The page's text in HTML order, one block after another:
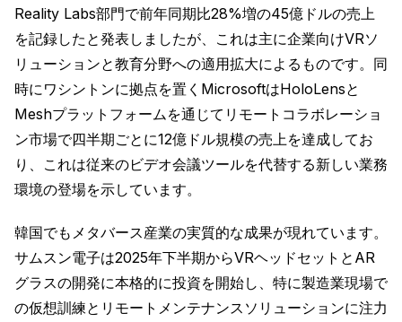
Reality Labs部門で前年同期比28%増の45億ドルの売上
を記録したと発表しましたが、これは主に企業向けVRソ
リューションと教育分野への適用拡大によるものです。同
時にワシントンに拠点を置くMicrosoftはHoloLensと
Meshプラットフォームを通じてリモートコラボレーショ
ン市場で四半期ごとに12億ドル規模の売上を達成してお
り、これは従来のビデオ会議ツールを代替する新しい業務
環境の登場を示しています。
韓国でもメタバース産業の実質的な成果が現れています。
サムスン電子は2025年下半期からVRヘッドセットとAR
グラスの開発に本格的に投資を開始し、特に製造業現場で
の仮想訓練とリモートメンテナンスソリューションに注力